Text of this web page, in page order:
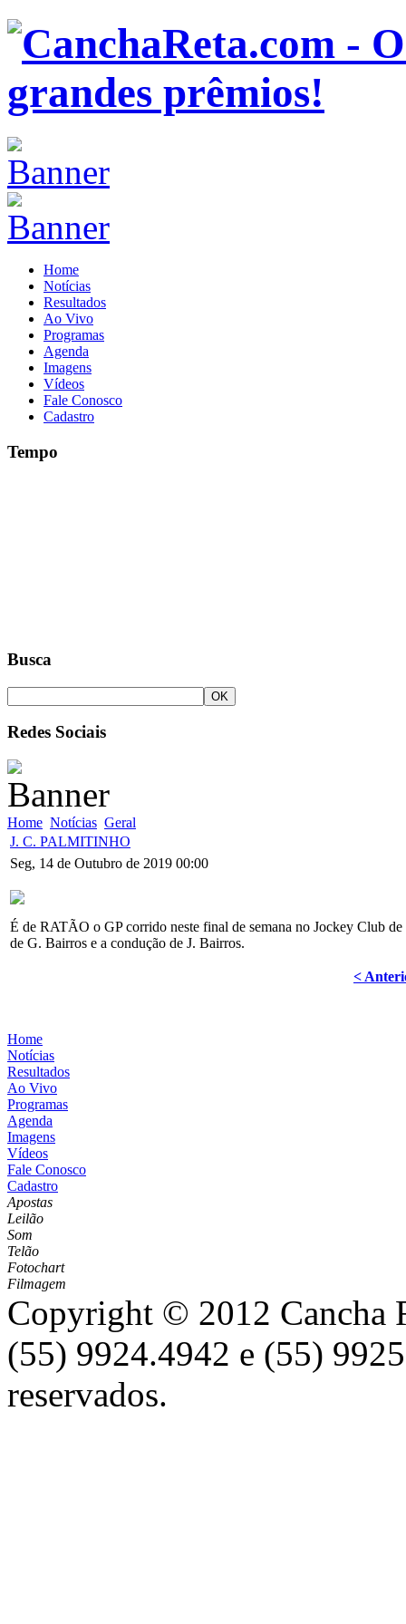
Home
Notícias
Resultados
Ao Vivo
Programas
Agenda
Imagens
Vídeos
Fale Conosco
Cadastro
Tempo
Busca
Redes Sociais
Home Notícias Geral
J. C. PALMITINHO
Seg, 14 de Outubro de 2019 00:00
É de RATÃO o GP corrido neste final de semana no Jockey Club
de G. Bairros e a condução de J. Bairros.
<
Home
Notícias
Resultados
Ao Vivo
Programas
Agenda
Imagens
Vídeos
Fale Conosco
Cadastro
Apostas
Leilão
Som
Telão
Fotochart
Filmagem
Copyright © 2012 Cancha
(55) 9924.4942 e (55)
reservados.